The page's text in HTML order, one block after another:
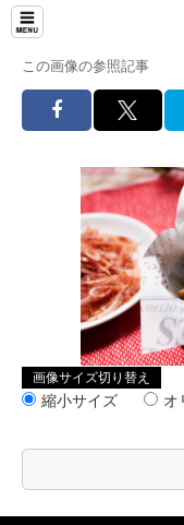
この画像の参照記事
画像サイズ切り替え
縮小サイズ オ